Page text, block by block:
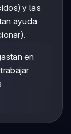
y las
ayuda
en